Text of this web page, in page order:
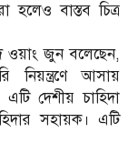
হলেও বাস্তব চিত্র
ওয়াং জুন বলেছেন,
নিয়ন্ত্রণে আসায়
দেশীয় চাহিদা
সহায়ক। এটি